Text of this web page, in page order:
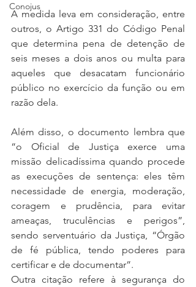
Conojus
A medida leva em consideração, entre
outros, o Artigo 331 do Código Penal
que determina pena de detenção de
seis meses a dois anos ou multa para
aqueles que desacatam funcionário
público no exercício da função ou em
razão dela.
Além disso, o documento lembra que
“o Oficial de Justiça exerce uma
missão delicadíssima quando procede
as execuções de sentença: eles têm
necessidade de energia, moderação,
coragem e prudência, para evitar
ameaças, truculências e perigos”,
sendo serventuário da Justiça, “Órgão
de fé pública, tendo poderes para
certificar e de documentar”.
Outra citação refere à segurança do